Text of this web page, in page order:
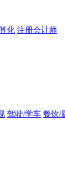
化 注册会计师
驾驶/学车 餐饮/